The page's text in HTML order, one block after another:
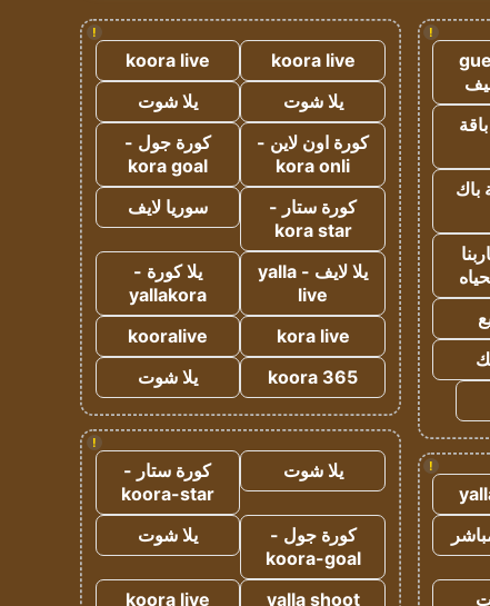
!
باك
!
!
koora live
koora live
يلا شوت
يلا شوت
كورة اون لاين -
kora onli
كورة جول -
kora goal
كورة ستار -
kora star
سوريا لايف
يلا لايف - yalla
live
يلا كورة -
yallakora
kora live
kooralive
koora 365
يلا شوت
!
يلا شوت
كورة ستار -
koora-star
كورة جول -
koora-goal
يلا شوت
yalla shoot
koora live